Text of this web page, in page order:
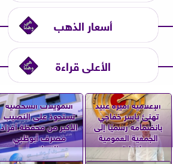
أسعار الذهب
الأعلى قراءة
الإعلامية أميرة عبيد
تهنئ ياسر خفاجي
بانضمامه رسميًا إلى
الجمعية العمومية
لنقابة...
التمويلات الشخصية
تستحوذ على النصيب
الأكبر من محفظة أفراد
مصرف أبوظبي
الإسلامي...